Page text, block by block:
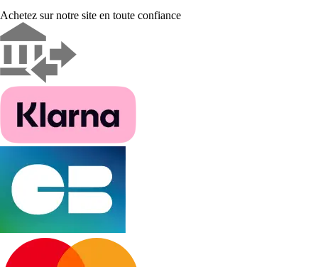
Achetez sur notre site en toute confiance